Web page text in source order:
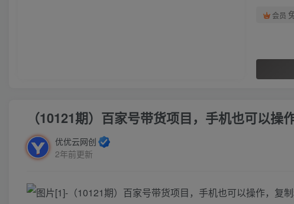
会员
（10121期）百家号带货项目，手机也可以操
优优云网创
2年前更新